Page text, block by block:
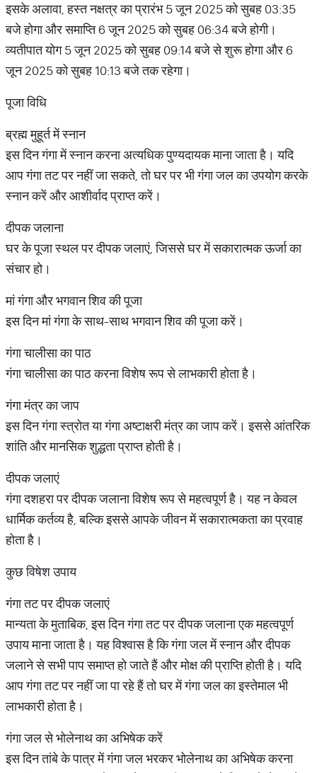
इसके अलावा, हस्त नक्षत्र का प्रारंभ 5 जून 2025 को सुबह 03:35
बजे होगा और समाप्ति 6 जून 2025 को सुबह 06:34 बजे होगी।
व्यतीपात योग 5 जून 2025 को सुबह 09:14 बजे से शुरू होगा और 6
जून 2025 को सुबह 10:13 बजे तक रहेगा।
पूजा विधि
ब्रह्म मुहूर्त में स्नान
इस दिन गंगा में स्नान करना अत्यधिक पुण्यदायक माना जाता है। यदि
आप गंगा तट पर नहीं जा सकते, तो घर पर भी गंगा जल का उपयोग करके
स्नान करें और आशीर्वाद प्राप्त करें।
दीपक जलाना
घर के पूजा स्थल पर दीपक जलाएं, जिससे घर में सकारात्मक ऊर्जा का
संचार हो।
मां गंगा और भगवान शिव की पूजा
इस दिन मां गंगा के साथ-साथ भगवान शिव की पूजा करें।
गंगा चालीसा का पाठ
गंगा चालीसा का पाठ करना विशेष रूप से लाभकारी होता है।
गंगा मंत्र का जाप
इस दिन गंगा स्त्रोत या गंगा अष्टाक्षरी मंत्र का जाप करें। इससे आंतरिक
शांति और मानसिक शुद्धता प्राप्त होती है।
दीपक जलाएं
गंगा दशहरा पर दीपक जलाना विशेष रूप से महत्वपूर्ण है। यह न केवल
धार्मिक कर्तव्य है, बल्कि इससे आपके जीवन में सकारात्मकता का प्रवाह
होता है।
कुछ विषेश उपाय
गंगा तट पर दीपक जलाएं
मान्यता के मुताबिक, इस दिन गंगा तट पर दीपक जलाना एक महत्वपूर्ण
उपाय माना जाता है। यह विश्वास है कि गंगा जल में स्नान और दीपक
जलाने से सभी पाप समाप्त हो जाते हैं और मोक्ष की प्राप्ति होती है। यदि
आप गंगा तट पर नहीं जा पा रहे हैं तो घर में गंगा जल का इस्तेमाल भी
लाभकारी होता है।
गंगा जल से भोलेनाथ का अभिषेक करें
इस दिन तांबे के पात्र में गंगा जल भरकर भोलेनाथ का अभिषेक करना